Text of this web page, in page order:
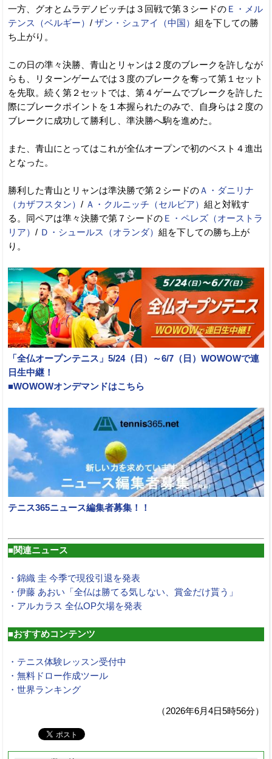
一方、グオとムラデノビッチは３回戦で第３シードの Ｅ・メル
テンス（ベルギー） / ザン・シュアイ（中国） 組を下しての勝
ち上がり。
この日の準々決勝、青山とリャンは２度のブレークを許しなが
らも、リターンゲームでは３度のブレークを奪って第１セット
を先取。続く第２セットでは、第４ゲームでブレークを許した
際にブレークポイントを１本握られたのみで、自身らは２度の
ブレークに成功して勝利し、準決勝へ駒を進めた。
また、青山にとってはこれが全仏オープンで初のベスト４進出
となった。
勝利した青山とリャンは準決勝で第２シードのＡ・ダニリナ
（カザフスタン） / Ａ・クルニッチ（セルビア） 組と対戦す
る。同ペアは準々決勝で第７シードの Ｅ・ペレズ（オーストラ
リア） / Ｄ・シュールス（オランダ） 組を下しての勝ち上が
り。
「全仏オープンテニス」5/24（日）～6/7（日）WOWOWで連
日生中継！
■WOWOWオンデマンドはこちら
テニス365ニュース編集者募集！！
■関連ニュース
・錦織 圭 今季で現役引退を発表
・伊藤 あおい「全仏は勝てる気しない、賞金だけ貰う」
・アルカラス 全仏OP欠場を発表
■おすすめコンテンツ
・テニス体験レッスン受付中
・無料ドロー作成ツール
・世界ランキング
（2026年6月4日5時56分）